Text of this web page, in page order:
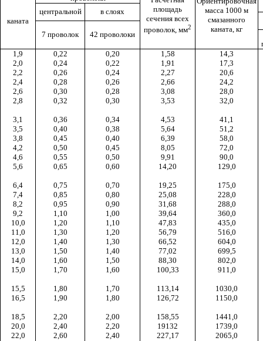
площадь
сечения всех
проволок, мм2
масса 1000 м
смазанного
каната, кг
каната
центральной
в слоях
7 проволок
42 проволоки
1,9
0,22 0,20 1,58
14,3
2,0
0,24 0,22 1,91
17,3
2,2
0,26 0,24 2,27
20,6
2,4
0,28 0,26 2,66
24,2
2,6
0,30 0,28 3,08
28,0
2,8
0,32 0,30 3,53 32,0
3,1 0,36 0,34 4,53
41,1
3,5
0,40 0,38 5,64
51,2
3,8
0,45 0,40 6,39
58,0
4,2
0,50 0,45 8,05
72,0
4,6
0,55 0,50 9,91
90,0
5,6
0,65 0,60 14,20 129,0
6,4 0,75 0,70 19,25
175,0
7,4
0,85 0,80 25,08
228,0
8,2
0,95 0,90 31,68
288,0
9,2
1,10 1,00 39,64
360,0
10,0
1,20 1,10 47,83
435,0
11,0
1,30 1,20 56,79
516,0
12,0
1,40 1,30 66,52
604,0
13,0
1,50 1,40 77,02
699,5
14,0
1,60 1,50 88,30
802,0
15,0
1,70 1,60 100,33 911,0
15,5 1,80 1,70 113,14
1030,0
16,5
1,90 1,80 126,72 1150,0
18,5 2,20 2,00 158,55
1441,0
20,0
2,40 2,20 19132
1739,0
22,0
2,60 2,40 227,17 2065,0